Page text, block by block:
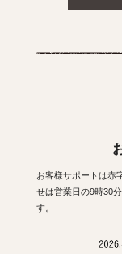
お客様サポートは赤
せは営業日の9時30
す。